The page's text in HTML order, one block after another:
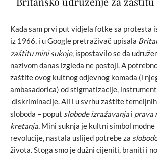
Kada sam prvi put vidjela fotke sa protesta
iz 1966. i u Google pretraživač upisala
zaštitu mini suknje, ispostavilo se da
nazivom danas izgleda ne postoji. A
zaštite ovog kultnog odjevnog komada (i
ambasadorica) od stigmatizacije,
diskriminacije. Ali i u svrhu zaštite
sloboda – poput slobode izražavanja i prava
kretanja. Mini suknja je kultni simbol
revolucije, nastala uslijed potrebe za
života. Stoga smo je dužni cijeniti, braniti i